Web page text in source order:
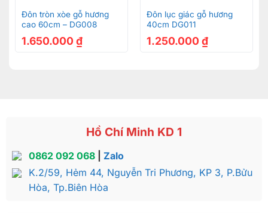
Đôn tròn xòe gỗ hương
cao 60cm – DG008
1.650.000 ₫
Đôn lục giác gỗ hương
40cm DG011
1.250.000 ₫
Hồ Chí Minh KD 1
0862 092 068| Zalo
K.2/59, Hẻm 44, Nguyễn Tri Phương, KP 3, P.Bửu
Hòa, Tp.Biên Hòa